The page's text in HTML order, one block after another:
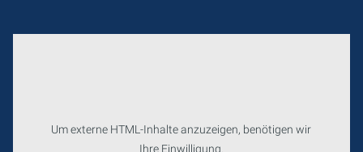
Um externe HTML-Inhalte anzuzeigen, benötigen wir
Ihre Einwilligung.